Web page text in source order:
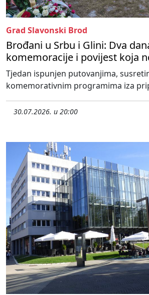
Grad Slavonski Brod
Brođani u Srbu i Glini: Dva
komemoracije i povijest koja
Tjedan ispunjen putovanjima,
komemorativnim programima iza
30.07.2026. u 20:00